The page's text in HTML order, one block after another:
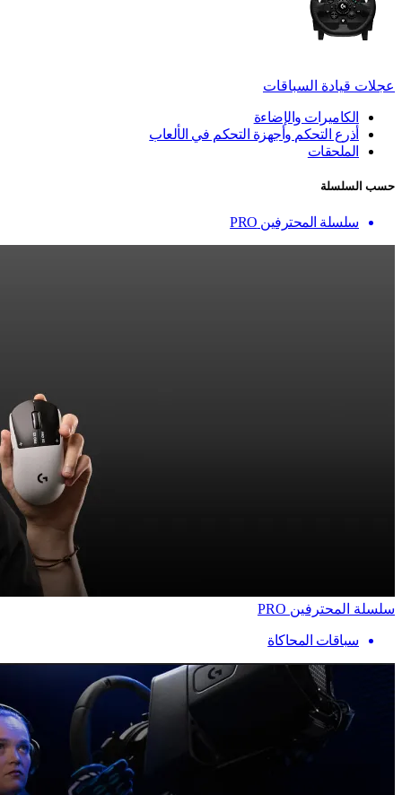
عجلات قيادة السباقات
الكاميرات والإضاءة
أذرع التحكم وأجهزة التحكم في الألعاب
الملحقات
حسب السلسلة
سلسلة المحترفين PRO
سلسلة المحترفين PRO
سباقات المحاكاة